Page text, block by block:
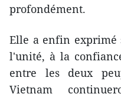
profondément.
Elle a enfin exprimé
l'unité, à la
entre les deux
Vietnam